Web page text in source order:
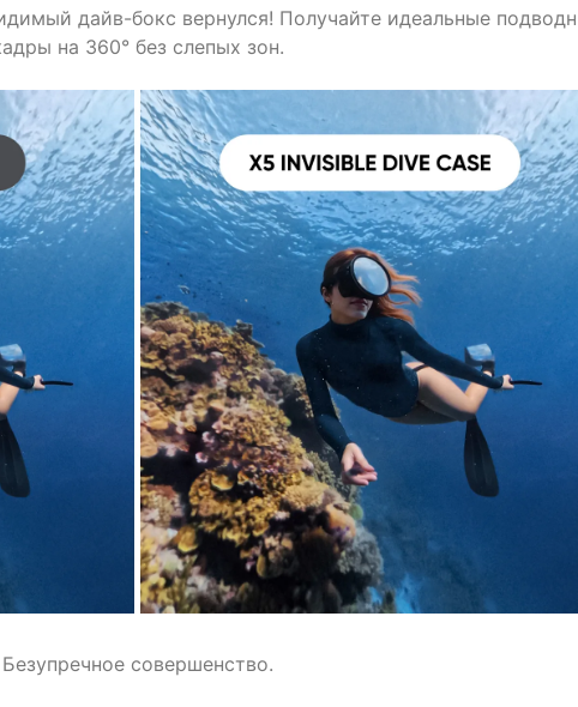
дайв-бокс вернулся! Получайте идеальные
на 360° без слепых зон.
Безупречное совершенство.